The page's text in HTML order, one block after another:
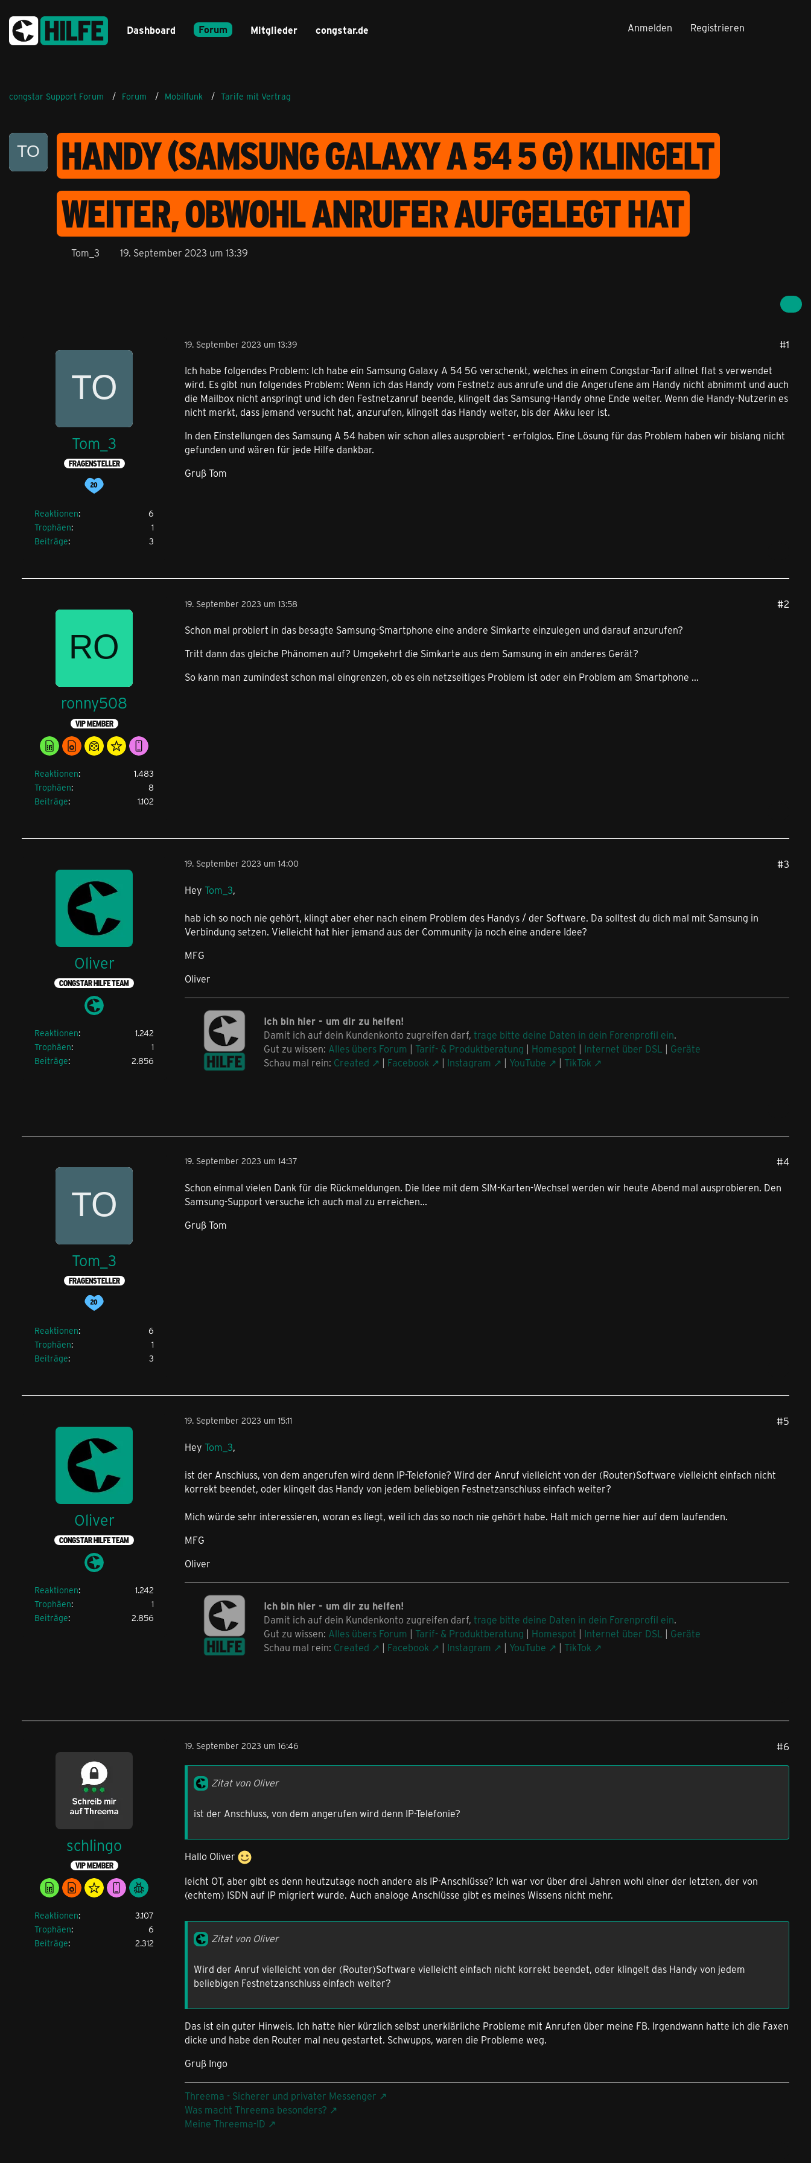
Dashboard Forum Mitglieder congstar.de Anmelden Registrieren
congstar Support Forum Forum Mobilfunk Tarife mit Vertrag
HANDY (SAMSUNG GALAXY A 54 5 G) KLINGELT
WEITER, OBWOHL ANRUFER AUFGELEGT HAT
Tom_3 19. September 2023 um 13:39
Tom_3
FRAGENSTELLER
Reaktionen
6
Trophäen
1
Beiträge
3
19. September 2023 um 13:39 #1
Ich habe folgendes Problem: Ich habe ein Samsung Galaxy A 54 5G verschenkt, welches in einem Congstar-Tarif allnet flat s verwendet
wird. Es gibt nun folgendes Problem: Wenn ich das Handy vom Festnetz aus anrufe und die Angerufene am Handy nicht abnimmt und auch
die Mailbox nicht anspringt und ich den Festnetzanruf beende, klingelt das Samsung-Handy ohne Ende weiter. Wenn die Handy-Nutzerin es
nicht merkt, dass jemand versucht hat, anzurufen, klingelt das Handy weiter, bis der Akku leer ist.
In den Einstellungen des Samsung A 54 haben wir schon alles ausprobiert - erfolglos. Eine Lösung für das Problem haben wir bislang nicht
gefunden und wären für jede Hilfe dankbar.
Gruß Tom
ronny508
VIP MEMBER
Reaktionen
1.483
Trophäen
8
Beiträge
1.102
19. September 2023 um 13:58 #2
Schon mal probiert in das besagte Samsung-Smartphone eine andere Simkarte einzulegen und darauf anzurufen?
Tritt dann das gleiche Phänomen auf? Umgekehrt die Simkarte aus dem Samsung in ein anderes Gerät?
So kann man zumindest schon mal eingrenzen, ob es ein netzseitiges Problem ist oder ein Problem am Smartphone ...
Oliver
CONGSTAR HILFE TEAM
Reaktionen
1.242
Trophäen
1
Beiträge
2.856
19. September 2023 um 14:00 #3
Hey Tom_3,
hab ich so noch nie gehört, klingt aber eher nach einem Problem des Handys / der Software. Da solltest du dich mal mit Samsung in
Verbindung setzen. Vielleicht hat hier jemand aus der Community ja noch eine andere Idee?
MFG
Oliver
Ich bin hier - um dir zu helfen!
Damit ich auf dein Kundenkonto zugreifen darf, trage bitte deine Daten in dein Forenprofil ein.
Gut zu wissen: Alles übers Forum | Tarif- & Produktberatung | Homespot | Internet über DSL | Geräte
Schau mal rein: Created | Facebook | Instagram | YouTube | TikTok
Tom_3
FRAGENSTELLER
Reaktionen
6
Trophäen
1
Beiträge
3
19. September 2023 um 14:37 #4
Schon einmal vielen Dank für die Rückmeldungen. Die Idee mit dem SIM-Karten-Wechsel werden wir heute Abend mal ausprobieren. Den
Samsung-Support versuche ich auch mal zu erreichen...
Gruß Tom
Oliver
CONGSTAR HILFE TEAM
Reaktionen
1.242
Trophäen
1
Beiträge
2.856
19. September 2023 um 15:11 #5
Hey Tom_3,
ist der Anschluss, von dem angerufen wird denn IP-Telefonie? Wird der Anruf vielleicht von der (Router)Software vielleicht einfach nicht
korrekt beendet, oder klingelt das Handy von jedem beliebigen Festnetzanschluss einfach weiter?
Mich würde sehr interessieren, woran es liegt, weil ich das so noch nie gehört habe. Halt mich gerne hier auf dem laufenden.
MFG
Oliver
Ich bin hier - um dir zu helfen!
Damit ich auf dein Kundenkonto zugreifen darf, trage bitte deine Daten in dein Forenprofil ein.
Gut zu wissen: Alles übers Forum | Tarif- & Produktberatung | Homespot | Internet über DSL | Geräte
Schau mal rein: Created | Facebook | Instagram | YouTube | TikTok
schlingo
VIP MEMBER
Reaktionen
3.107
Trophäen
6
Beiträge
2.312
19. September 2023 um 16:46 #6
Zitat von Oliver
ist der Anschluss, von dem angerufen wird denn IP-Telefonie?
Hallo Oliver
leicht OT, aber gibt es denn heutzutage noch andere als IP-Anschlüsse? Ich war vor über drei Jahren wohl einer der letzten, der von
(echtem) ISDN auf IP migriert wurde. Auch analoge Anschlüsse gibt es meines Wissens nicht mehr.
Zitat von Oliver
Wird der Anruf vielleicht von der (Router)Software vielleicht einfach nicht korrekt beendet, oder klingelt das Handy von jedem
beliebigen Festnetzanschluss einfach weiter?
Das ist ein guter Hinweis. Ich hatte hier kürzlich selbst unerklärliche Probleme mit Anrufen über meine FB. Irgendwann hatte ich die Faxen
dicke und habe den Router mal neu gestartet. Schwupps, waren die Probleme weg.
Gruß Ingo
Threema - Sicherer und privater Messenger
Was macht Threema besonders?
Meine Threema-ID